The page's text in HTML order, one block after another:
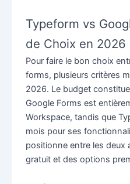
Typeform vs
de Choix en 2026
Pour faire le bon choix
forms, plusieurs critères
2026. Le budget
Google Forms est
Workspace, tandis que
mois pour ses
positionne entre les deux
gratuit et des options